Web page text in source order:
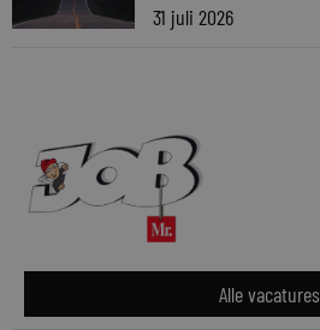
31 juli 2026
Alle vacatures